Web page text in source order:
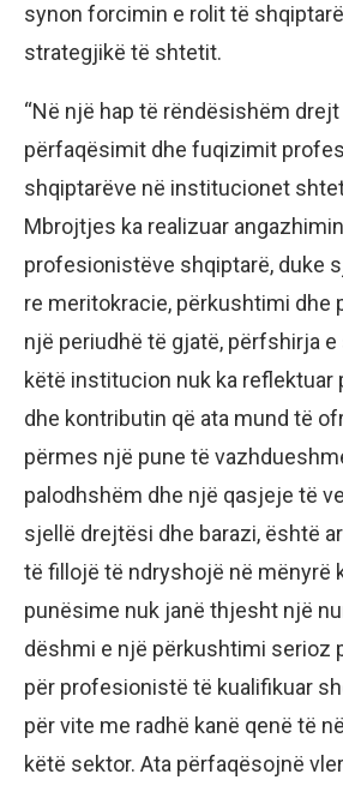
synon forcimin e rolit të
strategjikë të shtetit.
“Në një hap të rëndësishëm
përfaqësimit dhe fuqizimit
shqiptarëve në institucionet
Mbrojtjes ka realizuar
profesionistëve shqiptarë, duke
re meritokracie, përkushtimi dhe
një periudhë të gjatë, përfshirja
këtë institucion nuk ka reflektuar
dhe kontributin që ata mund të
përmes një pune të
palodhshëm dhe një qasjeje të
sjellë drejtësi dhe barazi, është
të fillojë të ndryshojë në mënyrë
punësime nuk janë thjesht një
dëshmi e një përkushtimi serioz
për profesionistë të kualifikuar
për vite me radhë kanë qenë të
këtë sektor. Ata përfaqësojnë